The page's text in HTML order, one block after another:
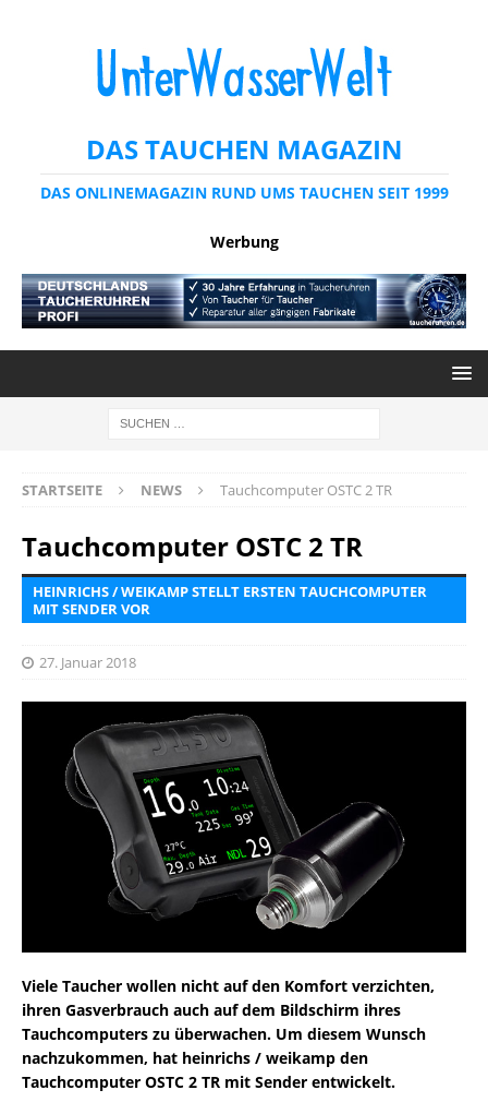
DAS TAUCHEN MAGAZIN
DAS ONLINEMAGAZIN RUND UMS TAUCHEN SEIT 1999
Werbung
STARTSEITE NEWS Tauchcomputer OSTC 2 TR
Tauchcomputer OSTC 2 TR
HEINRICHS / WEIKAMP STELLT ERSTEN TAUCHCOMPUTER
MIT SENDER VOR
27. Januar 2018
Viele Taucher wollen nicht auf den Komfort verzichten,
ihren Gasverbrauch auch auf dem Bildschirm ihres
Tauchcomputers zu überwachen. Um diesem Wunsch
nachzukommen, hat heinrichs / weikamp den
Tauchcomputer OSTC 2 TR mit Sender entwickelt.